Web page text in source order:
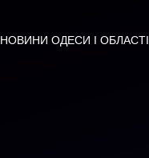
НОВИНИ ОДЕСИ І ОБЛАСТІ